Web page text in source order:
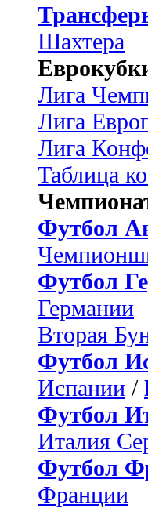
Шахтера
Лига
Лига
Лига
Таблица
Футбол
Футбол
Германии
Вторая
Футбол
Испании /
Футбол
Италия
Футбол
Франции